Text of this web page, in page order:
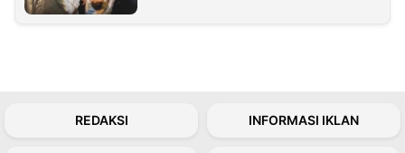
REDAKSI INFORMASI IKLAN